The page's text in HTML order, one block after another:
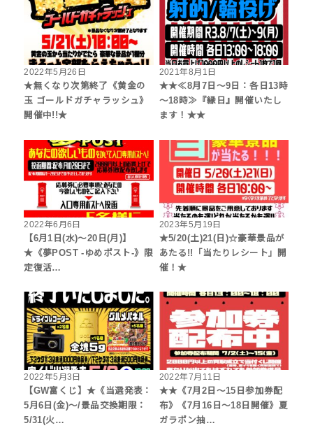
2022年5月26日
★無くなり次第終了《黄金の
玉 ゴールドガチャラッシュ》
開催中!!★
2021年8月1日
★★≪8月7日～9日：各日13時
～18時≫『縁日』開催いたし
ます！★★
2022年6月6日
【6月1日(水)～20日(月)】
★《夢POST -ゆめポスト-》限
定復活…
2023年5月19日
★5/20(土)21(日)☆豪華景品が
あたる!!「当たりレシート」開
催！★
2022年5月3日
【GW富くじ】★《当選発表：
5月6日(金)～/景品交換期限：
5/31(火…
2022年7月11日
★★《7月2日～15日参加券配
布》《7月16日～18日開催》夏
ガラポン抽…